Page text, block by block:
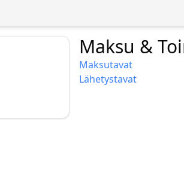
Maksu &
Maksutavat
Lähetystavat